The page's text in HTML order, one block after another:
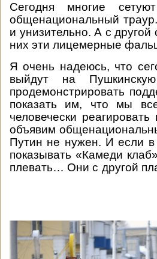
Сегодня многие
общенациональный
и унизительно. А с
них эти лицемерные
Я очень надеюсь, что
выйдут на
продемонстрировать
показать им, что мы
человечески
объявим
Путин не нужен. И если в
показывать «Камеди
плевать… Они с другой